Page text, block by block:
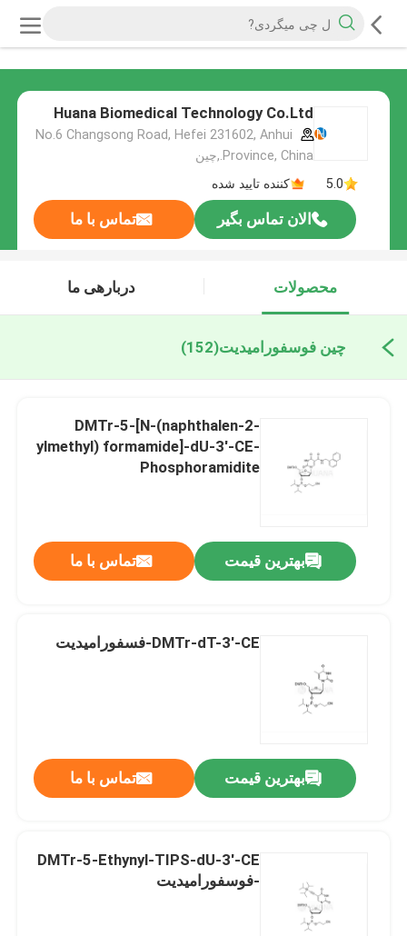
Huana Biomedical Technology Co.Ltd
No.6 Changsong Road, Hefei 231602, Anhui
Province, China.,چین
5.0
کننده تایید شده
الان تماس بگیر تماس با ما
محصولات دربارهی ما
چین فوسفورامیدیت(152)
DMTr-5-[N-(naphthalen-2-
ylmethyl) formamide]-dU-3'-CE-
Phosphoramidite
بهترین قیمت تماس با ما
DMTr-dT-3'-CE-فسفورامیدیت
بهترین قیمت تماس با ما
DMTr-5-Ethynyl-TIPS-dU-3'-CE
-فوسفورامیدیت